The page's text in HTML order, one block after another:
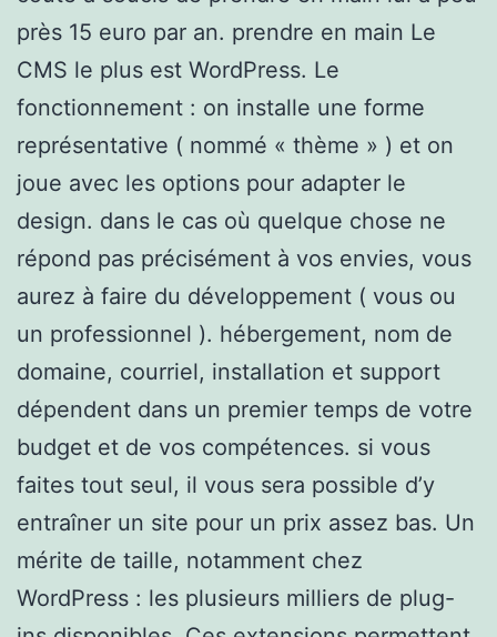
près 15 euro par an. prendre en main Le
CMS le plus est WordPress. Le
fonctionnement : on installe une forme
représentative ( nommé « thème » ) et on
joue avec les options pour adapter le
design. dans le cas où quelque chose ne
répond pas précisément à vos envies, vous
aurez à faire du développement ( vous ou
un professionnel ). hébergement, nom de
domaine, courriel, installation et support
dépendent dans un premier temps de votre
budget et de vos compétences. si vous
faites tout seul, il vous sera possible d’y
entraîner un site pour un prix assez bas. Un
mérite de taille, notamment chez
WordPress : les plusieurs milliers de plug-